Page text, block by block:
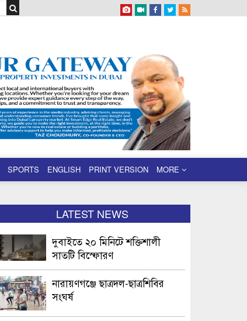
SPORTS ENGLISH PRINT VERSION MORE
LATEST NEWS
দুবাইতে ২০ মিনিটে শক্তিশালী
সাতটি বিস্ফোরণ
নারায়ণগঞ্জে ছাত্রদল-ছাত্রশিবির
সংঘর্ষ